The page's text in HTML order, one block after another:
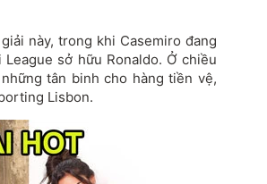
này, trong khi Casemiro đang
sở hữu Ronaldo. Ở chiều
tân binh cho hàng tiền vệ,
Lisbon.